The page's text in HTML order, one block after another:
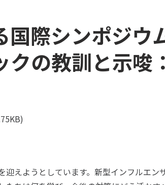
国際シンポジウ
クの教訓と示
えようとしています。新型インフルエ